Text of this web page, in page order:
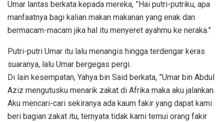
Umar lantas berkata kepada mereka, ”Hai putri-putriku, apa
manfaatnya bagi kalian makan makanan yang enak dan
bermacam-macam jika hal itu menyeret ayahmu ke neraka.”
Putri-putri Umar itu lalu menangis hingga terdengar keras
suaranya, lalu Umar bergegas pergi.
Di lain kesempatan, Yahya bin Said berkata, ”Umar bin Abdul
Aziz mengutusku menarik zakat di Afrika maka aku jalankan.
Aku mencari-cari sekiranya ada kaum fakir yang dapat kami
beri bagian zakat itu, ternyata tidak kami temui orang fakir